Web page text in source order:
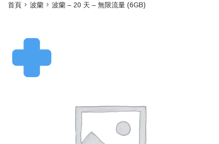
首頁 波蘭 波蘭 – 20 天 – 無限流量 (6GB)